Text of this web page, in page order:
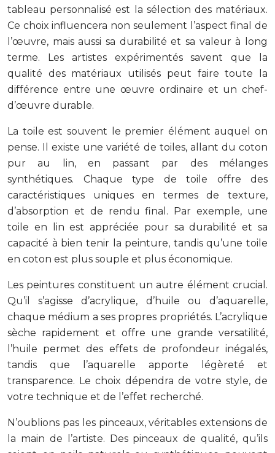
tableau personnalisé est la sélection des matériaux.
Ce choix influencera non seulement l’aspect final de
l’œuvre, mais aussi sa durabilité et sa valeur à long
terme. Les artistes expérimentés savent que la
qualité des matériaux utilisés peut faire toute la
différence entre une œuvre ordinaire et un chef-
d’œuvre durable.
La toile est souvent le premier élément auquel on
pense. Il existe une variété de toiles, allant du coton
pur au lin, en passant par des mélanges
synthétiques. Chaque type de toile offre des
caractéristiques uniques en termes de texture,
d’absorption et de rendu final. Par exemple, une
toile en lin est appréciée pour sa durabilité et sa
capacité à bien tenir la peinture, tandis qu’une toile
en coton est plus souple et plus économique.
Les peintures constituent un autre élément crucial.
Qu’il s’agisse d’acrylique, d’huile ou d’aquarelle,
chaque médium a ses propres propriétés. L’acrylique
sèche rapidement et offre une grande versatilité,
l’huile permet des effets de profondeur inégalés,
tandis que l’aquarelle apporte légèreté et
transparence. Le choix dépendra de votre style, de
votre technique et de l’effet recherché.
N’oublions pas les pinceaux, véritables extensions de
la main de l’artiste. Des pinceaux de qualité, qu’ils